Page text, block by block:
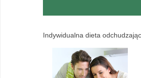
Indywidualna dieta